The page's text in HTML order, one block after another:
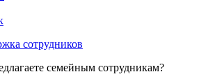
сотрудников
семейным сотрудникам?